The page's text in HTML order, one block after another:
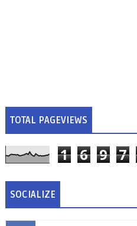
TOTAL PAGEVIEWS
1 6 9 7
SOCIALIZE